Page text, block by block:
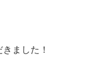
ました！